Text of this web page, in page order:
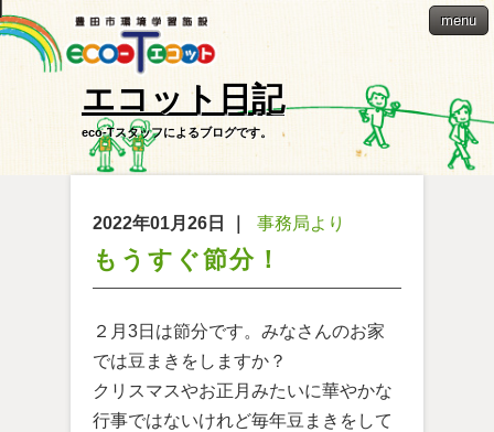
menu
エコット日記
eco-Tスタッフによるブログです。
2022年01月26日 事務局より
もうすぐ節分！
２月3日は節分です。みなさんのお家
では豆まきをしますか？
クリスマスやお正月みたいに華やかな
行事ではないけれど毎年豆まきをして